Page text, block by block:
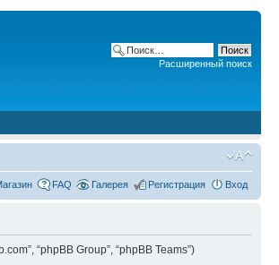
Расширенный поиск
FAQ Галерея Регистрация Вход
“phpBB Group”, “phpBB Teams”)